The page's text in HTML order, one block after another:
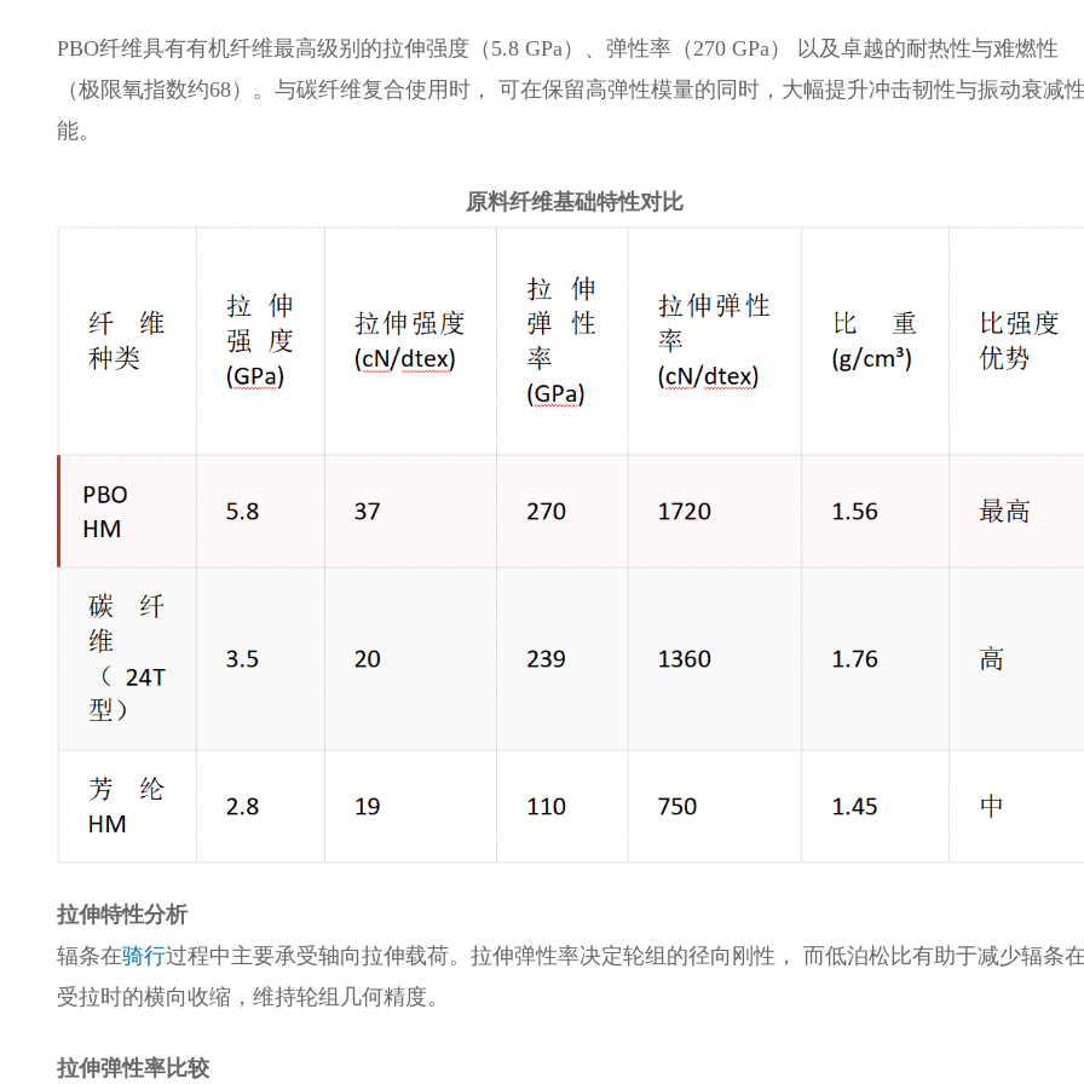
PBO纤维具有有机纤维最高级别的拉伸强度（5.8 GPa）、弹性率（270 GPa） 以及卓越的耐热性与难燃性
（极限氧指数约68）。与碳纤维复合使用时， 可在保留高弹性模量的同时，大幅提升冲击韧性与振动衰减
能。
原料纤维基础特性对比
拉伸特性分析
辐条在骑行过程中主要承受轴向拉伸载荷。拉伸弹性率决定轮组的径向刚性， 而低泊松比有助于减少辐条
受拉时的横向收缩，维持轮组几何精度。
拉伸弹性率比较